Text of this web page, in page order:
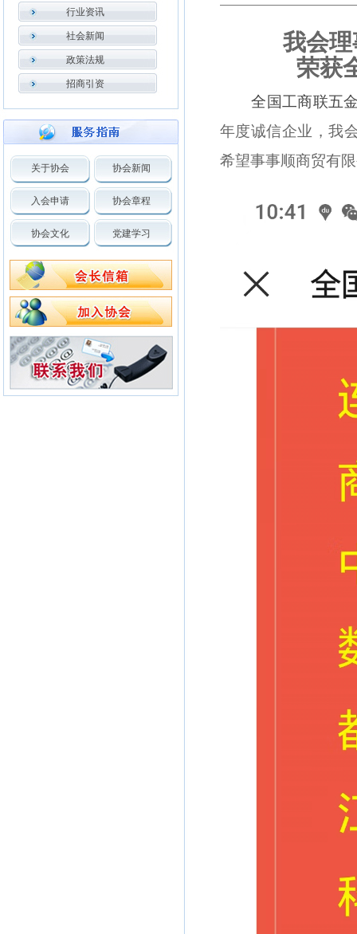
行业资讯
社会新闻
政策法规
招商引资
关于协会 协会新闻
入会申请 协会章程
协会文化 党建学习
我会
荣获
全国工商联五
年度诚信企业，我
希望事事顺商贸有